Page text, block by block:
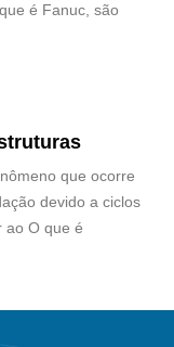
é Fanuc, são
que ocorre
devido a ciclos
ao O que é